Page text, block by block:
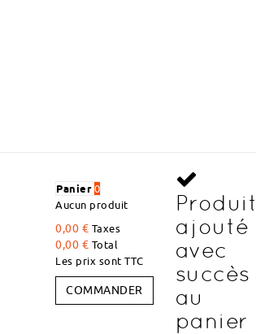
DÉCOUVREZ DES ARTICLES À DES
Panier 0
Aucun produit
0,00 € Taxes
0,00 € Total
Les prix sont TTC
COMMANDER
ajouté
avec
succès
au
panier